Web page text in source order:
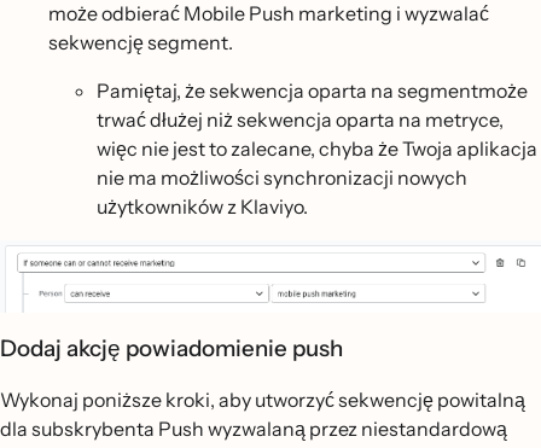
może odbierać Mobile Push marketing i wyzwalać
sekwencję segment.
Pamiętaj, że sekwencja oparta na segmentmoże
trwać dłużej niż sekwencja oparta na metryce,
więc nie jest to zalecane, chyba że Twoja aplikacja
nie ma możliwości synchronizacji nowych
użytkowników z Klaviyo.
Dodaj akcję powiadomienie push
Wykonaj poniższe kroki, aby utworzyć sekwencję powitalną
dla subskrybenta Push wyzwalaną przez niestandardową